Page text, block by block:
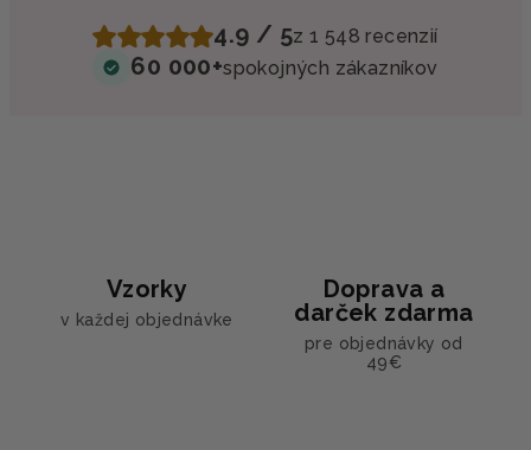
4.9 / 5z 1 548 recenzií
60 000+spokojných zákazníkov
Vzorky
v každej objednávke
Doprava a
darček zdarma
pre objednávky od
49€